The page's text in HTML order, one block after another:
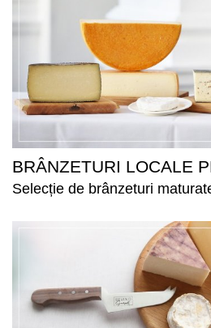
BRÂNZETURI LOCALE
Selecție de brânzeturi